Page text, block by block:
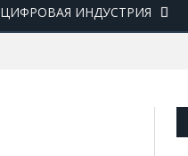
ЦИФРОВАЯ ИНДУСТРИЯ